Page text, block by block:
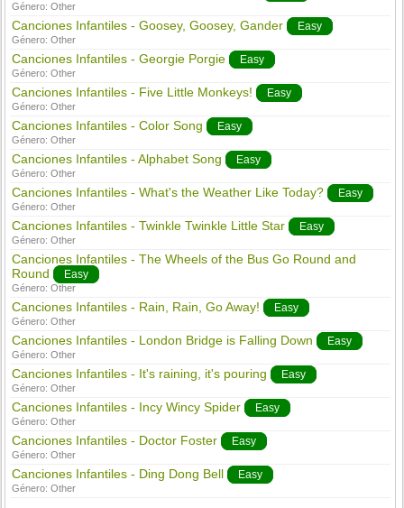
Género:Other
Canciones Infantiles - Goosey, Goosey, Gander Easy
Género:Other
Canciones Infantiles - Georgie Porgie Easy
Género:Other
Canciones Infantiles - Five Little Monkeys! Easy
Género:Other
Canciones Infantiles - Color Song Easy
Género:Other
Canciones Infantiles - Alphabet Song Easy
Género:Other
Canciones Infantiles - What's the Weather Like Today? Easy
Género:Other
Canciones Infantiles - Twinkle Twinkle Little Star Easy
Género:Other
Canciones Infantiles - The Wheels of the Bus Go Round and
Round
Easy
Género:Other
Canciones Infantiles - Rain, Rain, Go Away! Easy
Género:Other
Canciones Infantiles - London Bridge is Falling Down Easy
Género:Other
Canciones Infantiles - It's raining, it's pouring Easy
Género:Other
Canciones Infantiles - Incy Wincy Spider Easy
Género:Other
Canciones Infantiles - Doctor Foster Easy
Género:Other
Canciones Infantiles - Ding Dong Bell Easy
Género:Other